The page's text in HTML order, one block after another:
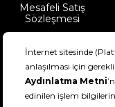
Mesafeli Satış
Sözleşmesi